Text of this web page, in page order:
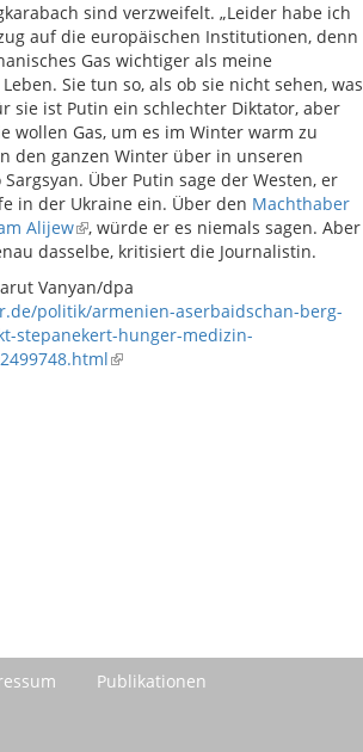
sind verzweifelt. „Leider habe ich
auf die europäischen Institutionen, denn
Gas wichtiger als meine
Sie tun so, als ob sie nicht sehen, was
sie ist Putin ein schlechter Diktator, aber
wollen Gas, um es im Winter warm zu
den ganzen Winter über in unseren
Über Putin sage der Westen, er
in der Ukraine ein. Über den Machthaber
Alijew
, würde er es niemals sagen. Aber
dasselbe, kritisiert die Journalistin.
Vanyan/dpa
politik/armenien-aserbaidschan-berg-
stepanekert-hunger-medizin-
Publikationen